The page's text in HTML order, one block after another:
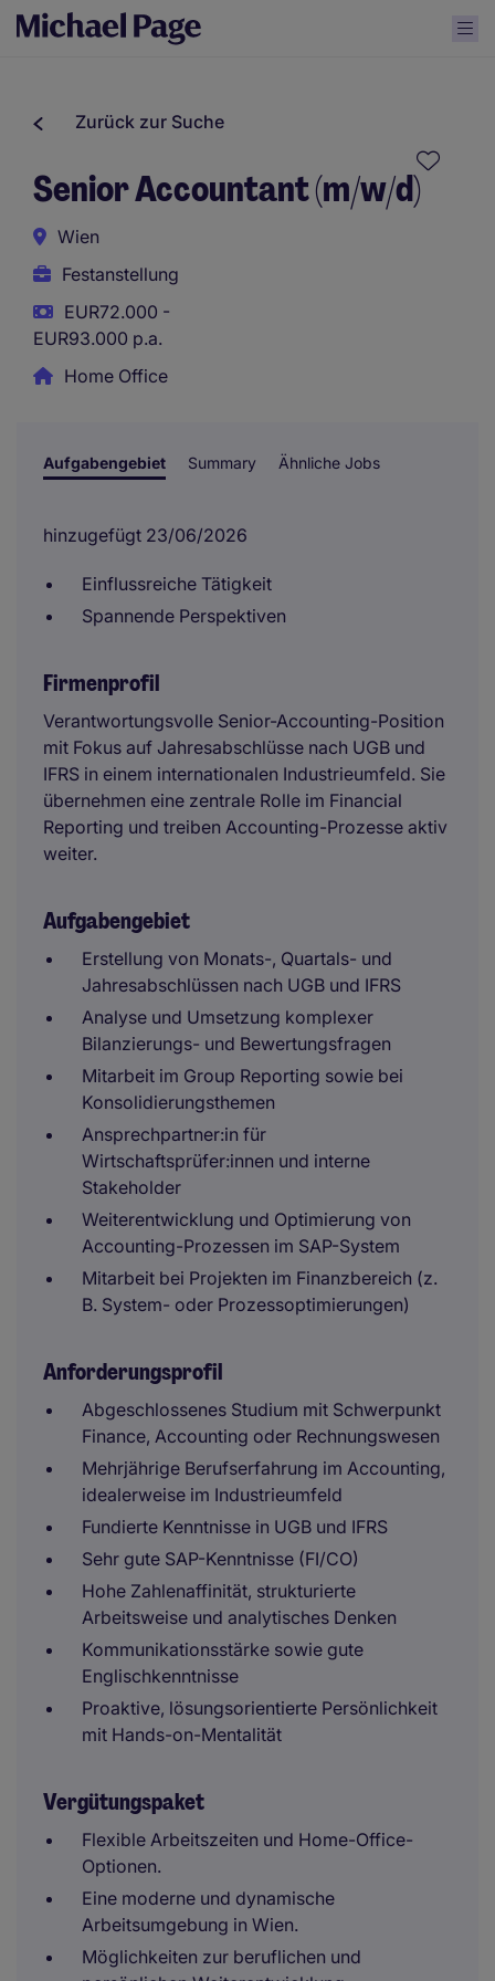
Zurück zur Suche
Senior Accountant (m/w/d)
Wien
Festanstellung
EUR72.000 -
EUR93.000 p.a.
Home Office
Aufgabengebiet Summary Ähnliche Jobs
hinzugefügt 23/06/2026
Einflussreiche Tätigkeit
Spannende Perspektiven
Firmenprofil
Verantwortungsvolle Senior-Accounting-Position
mit Fokus auf Jahresabschlüsse nach UGB und
IFRS in einem internationalen Industrieumfeld. Sie
übernehmen eine zentrale Rolle im Financial
Reporting und treiben Accounting-Prozesse aktiv
weiter.
Aufgabengebiet
Erstellung von Monats-, Quartals- und
Jahresabschlüssen nach UGB und IFRS
Analyse und Umsetzung komplexer
Bilanzierungs- und Bewertungsfragen
Mitarbeit im Group Reporting sowie bei
Konsolidierungsthemen
Ansprechpartner:in für
Wirtschaftsprüfer:innen und interne
Stakeholder
Weiterentwicklung und Optimierung von
Accounting-Prozessen im SAP-System
Mitarbeit bei Projekten im Finanzbereich (z.
B. System- oder Prozessoptimierungen)
Anforderungsprofil
Abgeschlossenes Studium mit Schwerpunkt
Finance, Accounting oder Rechnungswesen
Mehrjährige Berufserfahrung im Accounting,
idealerweise im Industrieumfeld
Fundierte Kenntnisse in UGB und IFRS
Sehr gute SAP-Kenntnisse (FI/CO)
Hohe Zahlenaffinität, strukturierte
Arbeitsweise und analytisches Denken
Kommunikationsstärke sowie gute
Englischkenntnisse
Proaktive, lösungsorientierte Persönlichkeit
mit Hands-on-Mentalität
Vergütungspaket
Flexible Arbeitszeiten und Home-Office-
Optionen.
Eine moderne und dynamische
Arbeitsumgebung in Wien.
Möglichkeiten zur beruflichen und